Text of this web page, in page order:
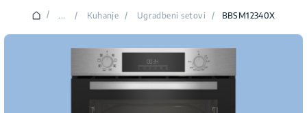
/ ... / Kuhanje / Ugradbeni setovi / BBSM12340X